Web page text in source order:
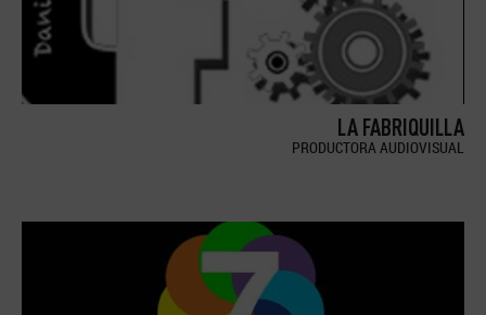
LA FABRIQUILLA
PRODUCTORA AUDIOVISUAL